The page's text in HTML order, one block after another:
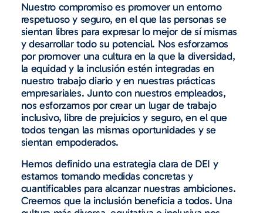
Nuestro compromiso es promover un entorno
respetuoso y seguro, en el que las personas se
sientan libres para expresar lo mejor de sí mismas
y desarrollar todo su potencial. Nos esforzamos
por promover una cultura en la que la diversidad,
la equidad y la inclusión estén integradas en
nuestro trabajo diario y en nuestras prácticas
empresariales. Junto con nuestros empleados,
nos esforzamos por crear un lugar de trabajo
inclusivo, libre de prejuicios y seguro, en el que
todos tengan las mismas oportunidades y se
sientan empoderados.
Hemos definido una estrategia clara de DEI y
estamos tomando medidas concretas y
cuantificables para alcanzar nuestras ambiciones.
Creemos que la inclusión beneficia a todos. Una